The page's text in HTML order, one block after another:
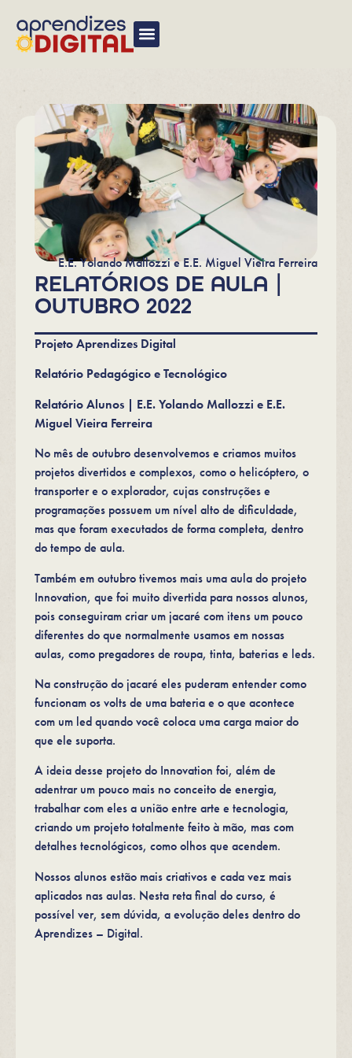
E.E. Yolando Mallozzi e E.E. Miguel Vieira Ferreira
RELATÓRIOS DE AULA |
OUTUBRO 2022
Projeto Aprendizes Digital
Relatório Pedagógico e Tecnológico
Relatório Alunos | E.E. Yolando Mallozzi e E.E.
Miguel Vieira Ferreira
No mês de outubro desenvolvemos e criamos muitos
projetos divertidos e complexos, como o helicóptero, o
transporter e o explorador, cujas construções e
programações possuem um nível alto de dificuldade,
mas que foram executados de forma completa, dentro
do tempo de aula.
Também em outubro tivemos mais uma aula do projeto
Innovation, que foi muito divertida para nossos alunos,
pois conseguiram criar um jacaré com itens um pouco
diferentes do que normalmente usamos em nossas
aulas, como pregadores de roupa, tinta, baterias e leds.
Na construção do jacaré eles puderam entender como
funcionam os volts de uma bateria e o que acontece
com um led quando você coloca uma carga maior do
que ele suporta.
A ideia desse projeto do Innovation foi, além de
adentrar um pouco mais no conceito de energia,
trabalhar com eles a união entre arte e tecnologia,
criando um projeto totalmente feito à mão, mas com
detalhes tecnológicos, como olhos que acendem.
Nossos alunos estão mais criativos e cada vez mais
aplicados nas aulas. Nesta reta final do curso, é
possível ver, sem dúvida, a evolução deles dentro do
Aprendizes – Digital.